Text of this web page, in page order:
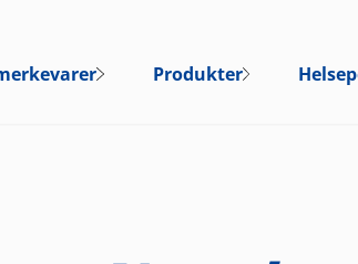
Produkter